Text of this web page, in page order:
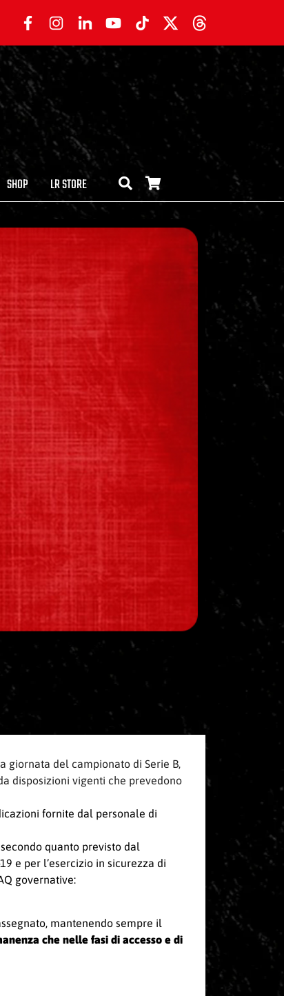
SHOP LR STORE
giornata del campionato di Serie B,
disposizioni vigenti che prevedono
fornite dal personale di
secondo quanto previsto dal
e per l’esercizio in sicurezza di
governative:
mantenendo sempre il
che nelle fasi di accesso e di